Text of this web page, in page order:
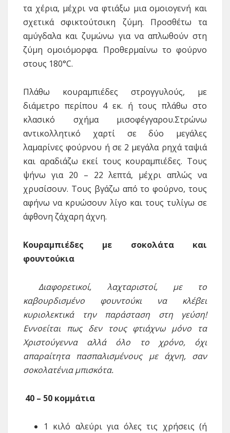
τα χέρια, μέχρι να φτιάξω μια ομοιογενή και
σχετικά σφικτούτσικη ζύμη. Προσθέτω τα
αμύγδαλα και ζυμώνω για να απλωθούν στη
ζύμη ομοιόμορφα. Προθερμαίνω το φούρνο
στους 180°C.
Πλάθω κουραμπιέδες στρογγυλούς, με
διάμετρο περίπου 4 εκ. ή τους πλάθω στο
κλασικό σχήμα μισοφέγγαρου.Στρώνω
αντικολλητικό χαρτί σε δύο μεγάλες
λαμαρίνες φούρνου ή σε 2 μεγάλα ρηχά ταψιά
και αραδιάζω εκεί τους κουραμπιέδες. Τους
ψήνω για 20 – 22 λεπτά, μέχρι απλώς να
χρυσίσουν. Τους βγάζω από το φούρνο, τους
αφήνω να κρυώσουν λίγο και τους τυλίγω σε
άφθονη ζάχαρη άχνη.
Κουραμπιέδες με σοκολάτα και
φουντούκια
Διαφορετικοί, λαχταριστοί, με το
καβουρδισμένο φουντούκι να κλέβει
κυριολεκτικά την παράσταση στη γεύση!
Εννοείται πως δεν τους φτιάχνω μόνο τα
Χριστούγεννα αλλά όλο το χρόνο, όχι
απαραίτητα πασπαλισμένους με άχνη, σαν
σοκολατένια μπισκότα.
40 – 50 κομμάτια
1 κιλό αλεύρι για όλες τις χρήσεις (ή